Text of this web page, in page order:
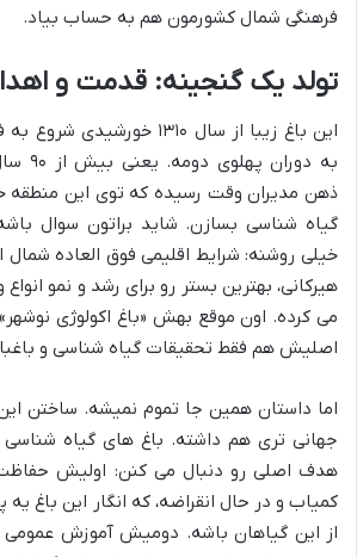
فرهنگی شمال کشورمون هم به حساب بیاد.
تولد یک گنجینه: قدمت و
این باغ زیبا از سال ۱۳۱۰
به
ذهن مدیران وقت رسیده که توی این منطقه
گیاه شناسی بسازن. شاید براتون سوال
خیلی روشنه: شرایط اقلیمی فوق العاده شمال
هیرکانی، بهترین بستر رو برای رشد و نمو
می کرده. اون موقع بهش «باغ اکولوژی
اصلیش هم فقط تحقیقات گیاه شناسی و
اما داستان همین جا تموم نمیشه. ساختن
جهانی تری هم داشته. باغ های گیاه شناسی
هدف اصلی رو دنبال می کنن: اولیش
کمیاب و در حال انقراضه، که انگار این باغ یه
از این گیاهان باشه. دومیش آموزش